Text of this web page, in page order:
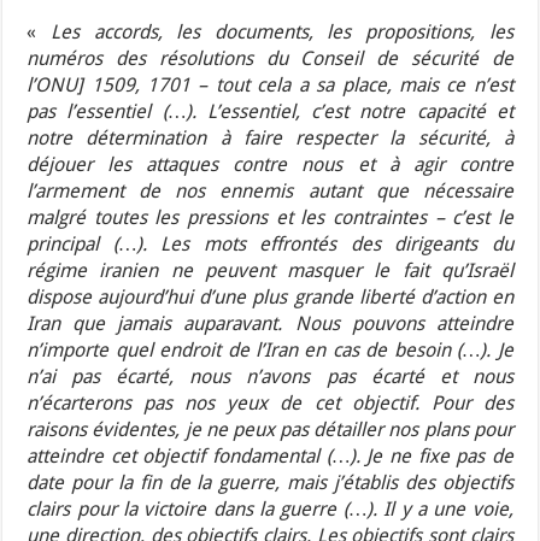
«
Les accords, les documents, les propositions, les
numéros des résolutions du Conseil de sécurité de
l’ONU] 1509, 1701 – tout cela a sa place, mais ce n’est
pas l’essentiel (…). L’essentiel, c’est notre capacité et
notre détermination à faire respecter la sécurité, à
déjouer les attaques contre nous et à agir contre
l’armement de nos ennemis autant que nécessaire
malgré toutes les pressions et les contraintes – c’est le
principal (…). Les mots effrontés des dirigeants du
régime iranien ne peuvent masquer le fait qu’Israël
dispose aujourd’hui d’une plus grande liberté d’action en
Iran que jamais auparavant. Nous pouvons atteindre
n’importe quel endroit de l’Iran en cas de besoin (…). Je
n’ai pas écarté, nous n’avons pas écarté et nous
n’écarterons pas nos yeux de cet objectif. Pour des
raisons évidentes, je ne peux pas détailler nos plans pour
atteindre cet objectif fondamental (…). Je ne fixe pas de
date pour la fin de la guerre, mais j’établis des objectifs
clairs pour la victoire dans la guerre (…). Il y a une voie,
une direction, des objectifs clairs. Les objectifs sont clairs